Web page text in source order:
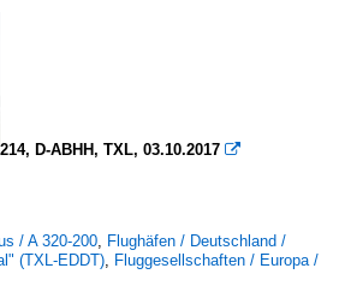
D-ABHH, TXL, 03.10.2017 
/ A 320-200, Flughäfen / Deutschland /
(TXL-EDDT), Fluggesellschaften / Europa /